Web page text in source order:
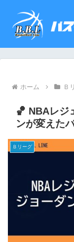
ホーム Ｂ
🏀 NBAレジ
ンが変えた
Ｂリーグ